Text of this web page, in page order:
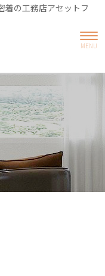
着の工務店アセットフ